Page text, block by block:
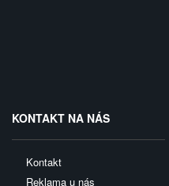
KONTAKT NA NÁS
Kontakt
Reklama u nás